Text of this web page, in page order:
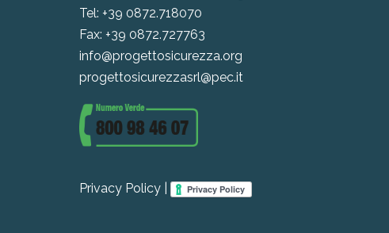
Tel: +39 0872.718070
Fax: +39 0872.727763
info@progettosicurezza.org
progettosicurezzasrl@pec.it
Privacy Policy |